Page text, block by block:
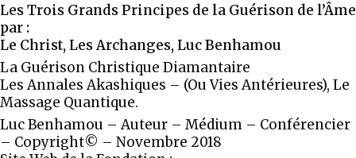
Les Trois Grands Principes de la Guérison de l’Âme
par :
Le Christ, Les Archanges, Luc Benhamou
La Guérison Christique Diamantaire
Les Annales Akashiques – (Ou Vies Antérieures), Le
Massage Quantique.
Luc Benhamou – Auteur – Médium – Conférencier
– Copyright© – Novembre 2018